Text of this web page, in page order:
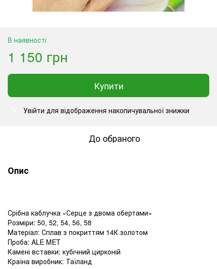
В наявності
1 150 грн
Купити
Увійти для відображення накопичувальної знижки
До обраного
Опис
Срібна каблучка «Серце з двома обертами»
Розміри: 50, 52, 54, 56, 58
Матеріал: Сплав з покриттям 14К золотом
Проба: ALE MET
Камені вставки: кубічний цирконій
Країна виробник: Таїланд